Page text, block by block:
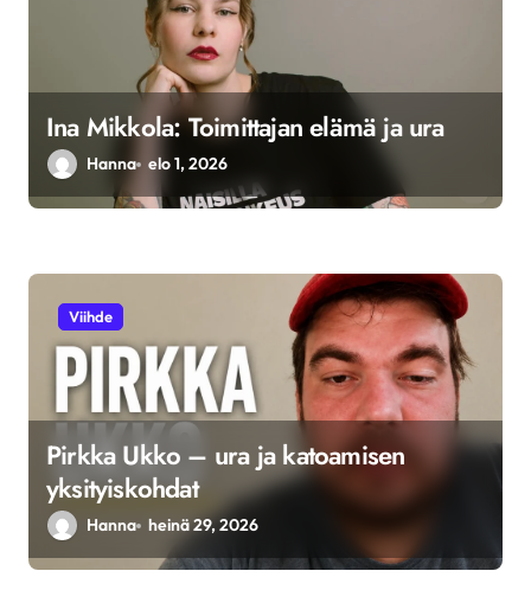
Ina Mikkola: Toimittajan elämä ja ura
Hanna elo 1, 2026
Viihde
Pirkka Ukko – ura ja katoamisen
yksityiskohdat
Hanna heinä 29, 2026